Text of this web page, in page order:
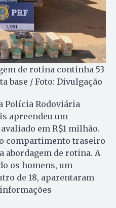
de rotina continha 53
base / Foto: Divulgação
Polícia Rodoviária
apreendeu um
em R$1 milhão.
compartimento traseiro
abordagem de rotina. A
os homens, um
de 18, aparentaram